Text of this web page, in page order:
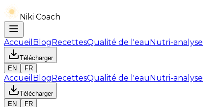
Niki Coach
Accueil BlogRecettesQualité de l'eauNutri-analyse
Télécharger
EN
FR
Accueil BlogRecettesQualité de l'eauNutri-analyse
Télécharger
EN
FR